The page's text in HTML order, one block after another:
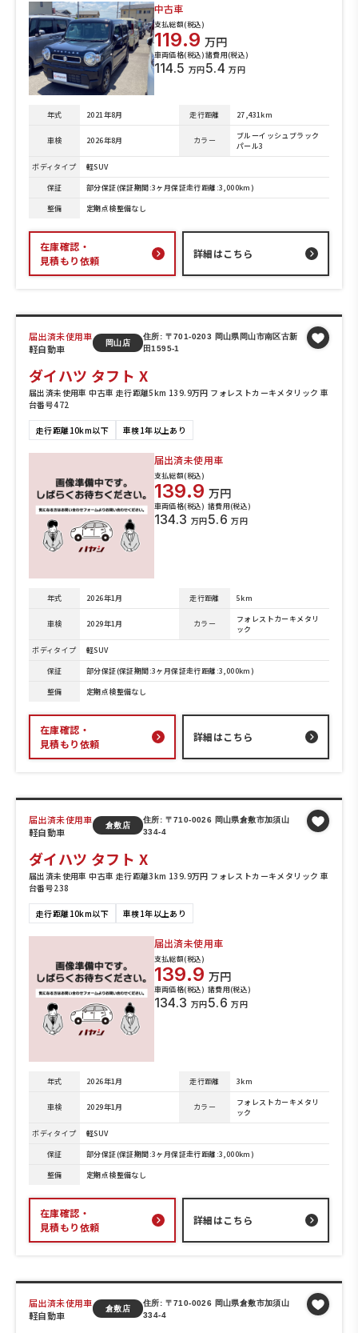
中古車
支払総額(税込)
119.9 万円
車両価格(税込)
114.5 万円
諸費用(税込)
5.4 万円
年式 2021年8月 走行距離 27,431km
車検 2026年8月 カラー
ブルーイッシュブラック
パール3
ボディタイプ
軽SUV
保証
部分保証(保証期間:3ヶ月保証走行距離:3,000km)
整備
定期点検整備なし
在庫確認・
見積もり依頼
詳細はこちら
届出済未使用車
軽自動車
岡山店
住所: 〒701-0203 岡山県岡山市南区古新
田1595-1
ダイハツ タフト X
届出済未使用車 中古車 走行距離5km 139.9万円 フォレストカーキメタリック 車
台番号472
走行距離10km以下 車検1年以上あり
届出済未使用車
支払総額(税込)
139.9 万円
車両価格(税込)
134.3 万円
諸費用(税込)
5.6 万円
年式 2026年1月 走行距離 5km
車検 2029年1月 カラー
フォレストカーキメタリ
ック
ボディタイプ
軽SUV
保証
部分保証(保証期間:3ヶ月保証走行距離:3,000km)
整備
定期点検整備なし
在庫確認・
見積もり依頼
詳細はこちら
届出済未使用車
軽自動車
倉敷店
住所: 〒710-0026 岡山県倉敷市加須山
334-4
ダイハツ タフト X
届出済未使用車 中古車 走行距離3km 139.9万円 フォレストカーキメタリック 車
台番号238
走行距離10km以下 車検1年以上あり
届出済未使用車
支払総額(税込)
139.9 万円
車両価格(税込)
134.3 万円
諸費用(税込)
5.6 万円
年式 2026年1月 走行距離 3km
車検 2029年1月 カラー
フォレストカーキメタリ
ック
ボディタイプ
軽SUV
保証
部分保証(保証期間:3ヶ月保証走行距離:3,000km)
整備
定期点検整備なし
在庫確認・
見積もり依頼
詳細はこちら
届出済未使用車
軽自動車
倉敷店
住所: 〒710-0026 岡山県倉敷市加須山
334-4